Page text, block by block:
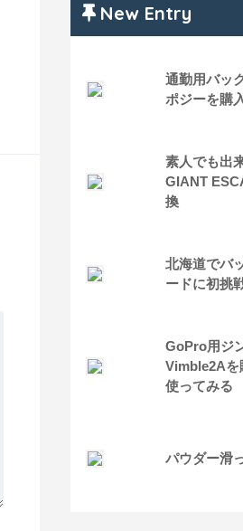
New Entry
通勤用バッ
ポジーを購
素人でも出
GIANT
換
北海道でバ
ードに初挑
GoPro用ジ
Vimble2Aを
使ってみる
パウダー滑